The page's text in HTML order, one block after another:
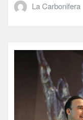
La Carbonifera